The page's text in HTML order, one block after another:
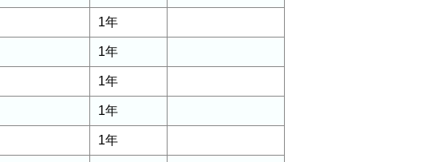
1年
1年
1年
1年
1年